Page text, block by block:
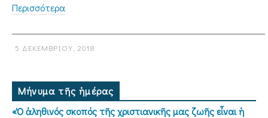
Περισσότερα
5 ΔΕΚΕΜΒΡΊΟΥ, 2018
Μήνυμα τῆς ἡμέρας
«Ὁ ἀληθινός σκοπός τῆς χριστιανικῆς μας ζωῆς εἶναι ἡ